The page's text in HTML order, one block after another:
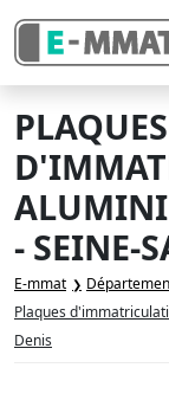
PLAQUES
- SEINE-
E-mmat
Plaques
Denis